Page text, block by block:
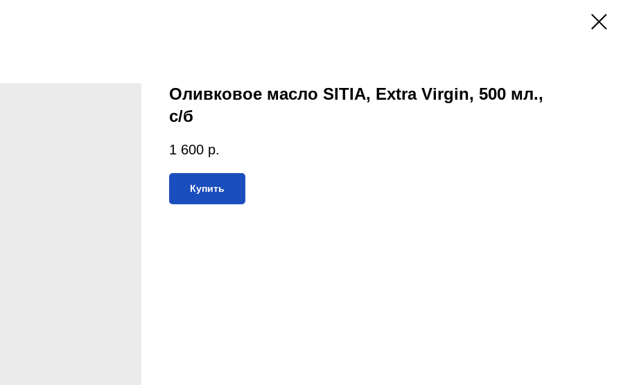
Оливковое масло SITIA, Extra Virgin, 500 мл.,
с/б
1 600 р.
Купить